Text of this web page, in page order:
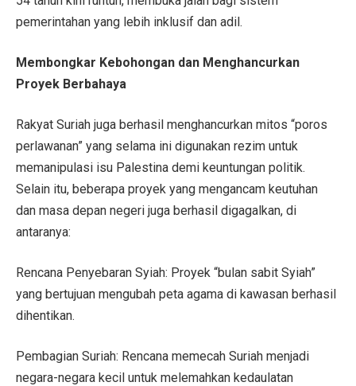
pemerintahan yang lebih inklusif dan adil.
Membongkar Kebohongan dan Menghancurkan
Proyek Berbahaya
Rakyat Suriah juga berhasil menghancurkan mitos “poros
perlawanan” yang selama ini digunakan rezim untuk
memanipulasi isu Palestina demi keuntungan politik.
Selain itu, beberapa proyek yang mengancam keutuhan
dan masa depan negeri juga berhasil digagalkan, di
antaranya:
Rencana Penyebaran Syiah: Proyek “bulan sabit Syiah”
yang bertujuan mengubah peta agama di kawasan berhasil
dihentikan.
Pembagian Suriah: Rencana memecah Suriah menjadi
negara-negara kecil untuk melemahkan kedaulatan